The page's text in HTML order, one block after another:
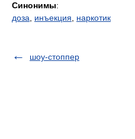
Синонимы:
доза
инъекция наркотик
шоу-стоппер